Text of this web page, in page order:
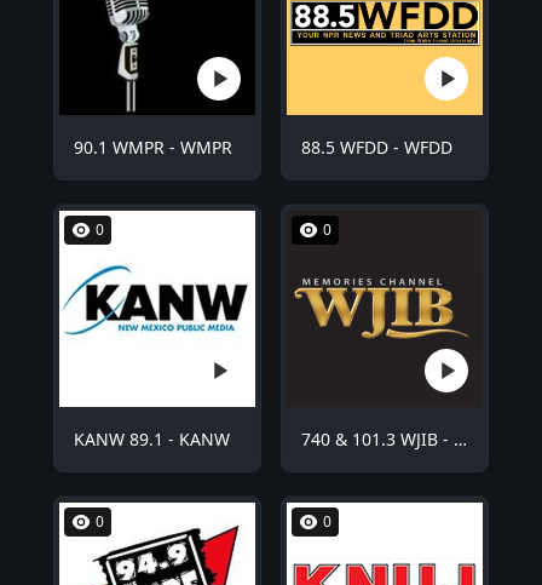
90.1 WMPR - WMPR 88.5 WFDD - WFDD
0
KANW 89.1 - KANW
0
740 & 101.3 WJIB - WJIB
0 0